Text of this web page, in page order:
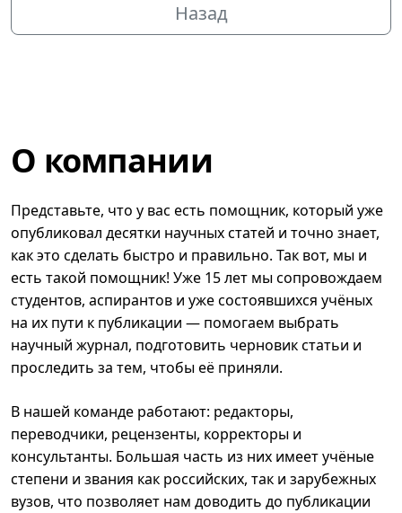
Назад
О компании
Представьте, что у вас есть помощник, который уже
опубликовал десятки научных статей и точно знает,
как это сделать быстро и правильно. Так вот, мы и
есть такой помощник! Уже 15 лет мы сопровождаем
студентов, аспирантов и уже состоявшихся учёных
на их пути к публикации — помогаем выбрать
научный журнал, подготовить черновик статьи и
проследить за тем, чтобы её приняли.
В нашей команде работают: редакторы,
переводчики, рецензенты, корректоры и
консультанты. Большая часть из них имеет учёные
степени и звания как российских, так и зарубежных
вузов, что позволяет нам доводить до публикации